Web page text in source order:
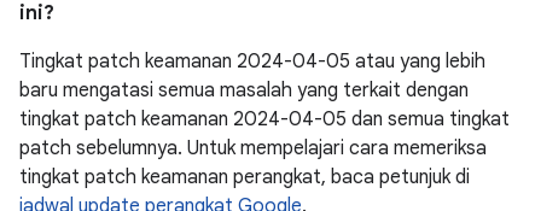
ini?
Tingkat patch keamanan 2024-04-05 atau yang lebih
baru mengatasi semua masalah yang terkait dengan
tingkat patch keamanan 2024-04-05 dan semua tingkat
patch sebelumnya. Untuk mempelajari cara memeriksa
tingkat patch keamanan perangkat, baca petunjuk di
jadwal update perangkat Google.